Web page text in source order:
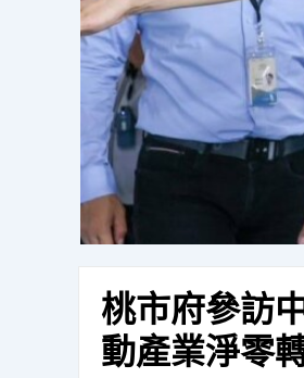
桃市府參訪
動產業淨零